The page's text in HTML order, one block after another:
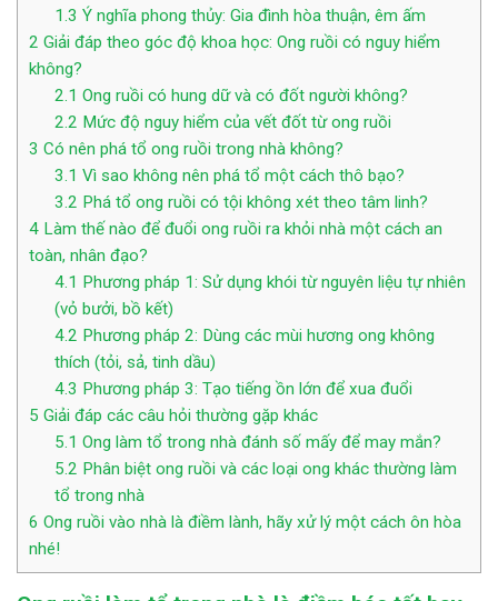
1.3 Ý nghĩa phong thủy: Gia đình hòa thuận, êm ấm
2 Giải đáp theo góc độ khoa học: Ong ruồi có nguy hiểm
không?
2.1 Ong ruồi có hung dữ và có đốt người không?
2.2 Mức độ nguy hiểm của vết đốt từ ong ruồi
3 Có nên phá tổ ong ruồi trong nhà không?
3.1 Vì sao không nên phá tổ một cách thô bạo?
3.2 Phá tổ ong ruồi có tội không xét theo tâm linh?
4 Làm thế nào để đuổi ong ruồi ra khỏi nhà một cách an
toàn, nhân đạo?
4.1 Phương pháp 1: Sử dụng khói từ nguyên liệu tự nhiên
(vỏ bưởi, bồ kết)
4.2 Phương pháp 2: Dùng các mùi hương ong không
thích (tỏi, sả, tinh dầu)
4.3 Phương pháp 3: Tạo tiếng ồn lớn để xua đuổi
5 Giải đáp các câu hỏi thường gặp khác
5.1 Ong làm tổ trong nhà đánh số mấy để may mắn?
5.2 Phân biệt ong ruồi và các loại ong khác thường làm
tổ trong nhà
6 Ong ruồi vào nhà là điềm lành, hãy xử lý một cách ôn hòa
nhé!